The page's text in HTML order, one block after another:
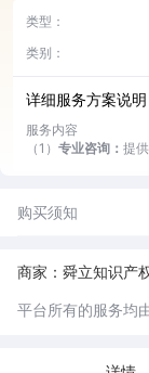
类型：
类别：
详细服务方案说明
服务内容
（1） 专业咨询： 提
（4）售后服务：
购买须知
商家：舜立知识产
平台所有的服务均